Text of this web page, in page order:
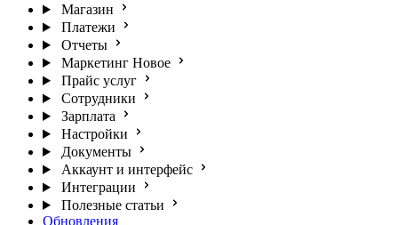
Магазин
Платежи
Отчеты
Маркетинг Новое
Прайс услуг
Сотрудники
Зарплата
Настройки
Документы
Аккаунт и интерфейс
Интеграции
Полезные статьи
Обновления